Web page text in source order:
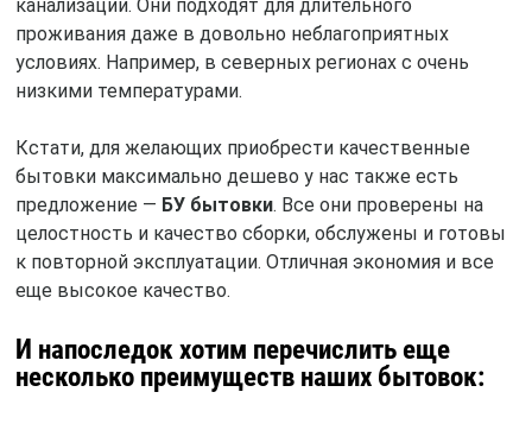
канализации. Они подходят для длительного
проживания даже в довольно неблагоприятных
условиях. Например, в северных регионах с очень
низкими температурами.
Кстати, для желающих приобрести качественные
бытовки максимально дешево у нас также есть
предложение — БУ бытовки. Все они проверены на
целостность и качество сборки, обслужены и готовы
к повторной эксплуатации. Отличная экономия и все
еще высокое качество.
И напоследок хотим перечислить еще
несколько преимуществ наших бытовок: